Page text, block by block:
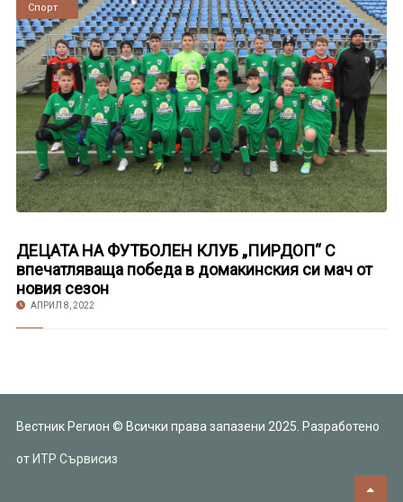
Новини
Спорт
ДЕЦАТА НА ФУТБОЛЕН КЛУБ „ПИРДОП“ С
впечатляваща победа в домакинския си мач от
новия сезон
АПРИЛ 8, 2022
Вестник Регион © Всички права запазени 2025. Разработено
от ИТР Сървисиз